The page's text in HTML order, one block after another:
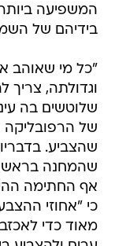
המשפיעה ביותר
בידיהם של
"כל מי שאוהב
וגדולתה, צריך
שלוטשים בה
של הרפובליקה
שהצביע.
שהמחנה
אף החתימה
כי "אחוזי
מאוד כדי לאכזב